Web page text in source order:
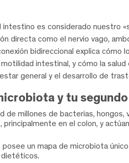
intestino es considerado nuestro
directa como el nervio vago,
bidireccional explica cómo
intestinal, y cómo la
general y el desarrollo de
y tu
de millones de bacterias, hongos,
en el colon, y
un mapa de microbiota
dietéticos.